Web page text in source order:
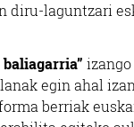
diru-laguntzari
baliagarria” izango
egin ahal
berriak